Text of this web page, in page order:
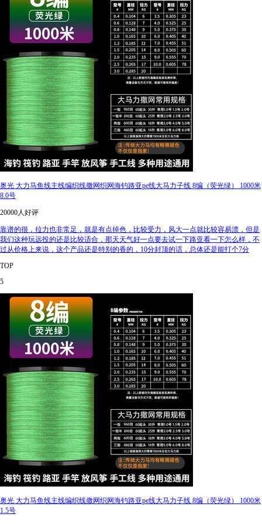
奥光 大力马鱼线主线编织线撒网织网海钓路亚pe线大马力子线 8编（荧光绿） 1000米
8.0号
20000人好评
靠谱的很，拉力也非常足，就是有点掉色，比较受力，风大一点就比较容易漂，但是
我们这种玩远投的还是比较适合，那天天气好一点要去试一下路亚看一下怎么样，不
过从价格上来说，这个产品还是特别的香的，10分封顶的话，总体还是能打个7分
TOP
5
奥光 大力马鱼线主线编织线撒网织网海钓路亚pe线大马力子线 8编（荧光绿） 1000米
1.5号